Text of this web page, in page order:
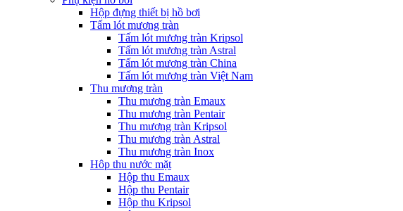
Hộp đựng thiết bị hồ bơi
Tấm lót mương tràn
Tấm lót mương tràn Kripsol
Tấm lót mương tràn Astral
Tấm lót mương tràn China
Tấm lót mương tràn Việt Nam
Thu mương tràn
Thu mương tràn Emaux
Thu mương tràn Pentair
Thu mương tràn Kripsol
Thu mương tràn Astral
Thu mương tràn Inox
Hôp thu nước mặt
Hộp thu Emaux
Hộp thu Pentair
Hộp thu Kripsol